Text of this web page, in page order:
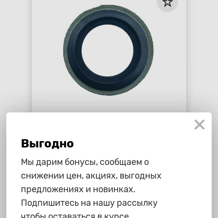
Haval F7, Haval F7x, Haval H9
star_borderstar_borderstar_borderstar_borderstar_border
- +
Выгодно
Мы дарим бонусы, сообщаем о
снижении цен, акциях, выгодных
предложениях и новинках.
Подпишитесь на нашу рассылку